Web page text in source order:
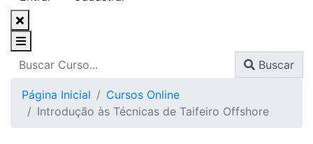
Buscar
Página Inicial
Cursos Online
Introdução às Técnicas de Taifeiro Offshore